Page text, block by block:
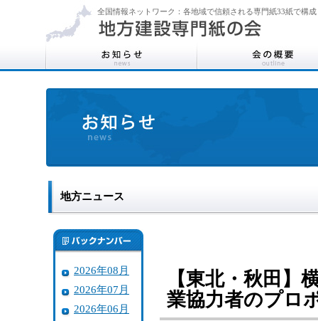
全国情報ネットワーク：各地域で信頼される専門紙33紙で構成
地方ニュース
2026年08月
2026年07月
2026年06月
【東北・秋田】
業協力者のプロ